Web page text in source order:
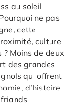
au soleil
ne pas
cette
culture
Moins de deux
des grandes
qui offrent
d’histoire